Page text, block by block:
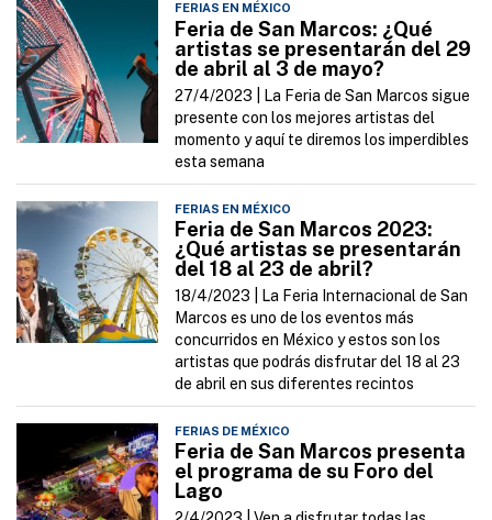
FERIAS EN MÉXICO
Feria de San Marcos: ¿Qué
artistas se presentarán del 29
de abril al 3 de mayo?
27/4/2023 |
La Feria de San Marcos sigue
presente con los mejores artistas del
momento y aquí te diremos los imperdibles
esta semana
FERIAS EN MÉXICO
Feria de San Marcos 2023:
¿Qué artistas se presentarán
del 18 al 23 de abril?
18/4/2023 |
La Feria Internacional de San
Marcos es uno de los eventos más
concurridos en México y estos son los
artistas que podrás disfrutar del 18 al 23
de abril en sus diferentes recintos
FERIAS DE MÉXICO
Feria de San Marcos presenta
el programa de su Foro del
Lago